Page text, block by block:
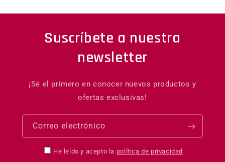
Suscríbete a nuestra
newsletter
¡Sé el primero en conocer nuevos productos y
ofertas exclusivas!
Correo electrónico
He leído y acepto la política de privacidad